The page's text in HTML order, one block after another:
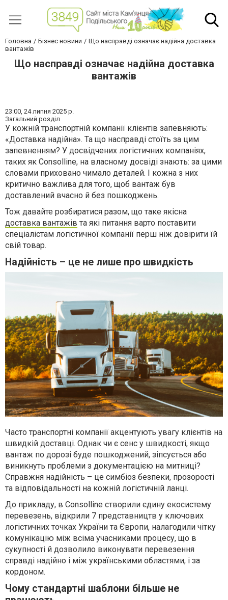
Головна Бізнес новини
Що насправді означає надійна доставка
вантажів
Що насправді означає надійна доставка
вантажів
23:00, 24 липня 2025 р.
Загальний розділ
У кожній транспортній компанії клієнтів запевняють:
«Доставка надійна». Та що насправді стоїть за цим
запевненням? У досвідчених логістичних компаніях,
таких як Consolline, на власному досвіді знають: за цими
словами приховано чимало деталей. І кожна з них
критично важлива для того, щоб вантаж був
доставлений вчасно й без пошкоджень.
Тож давайте розбиратися разом, що таке якісна
доставка вантажів та які питання варто поставити
спеціалістам логістичної компанії перш ніж довірити їй
свій товар.
Надійність – це не лише про швидкість
Часто транспортні компанії акцентують увагу клієнтів на
швидкій доставці. Однак чи є сенс у швидкості, якщо
вантаж по дорозі буде пошкоджений, зіпсується або
виникнуть проблеми з документацією на митниці?
Справжня надійність – це симбіоз безпеки, прозорості
та відповідальності на кожній логістичній ланці.
До прикладу, в Consolline створили єдину екосистему
перевезень, відкрили 7 представництв у ключових
логістичних точках України та Європи, налагодили чітку
комунікацію між всіма учасниками процесу, що в
сукупності й дозволило виконувати перевезення
справді надійно і між українськими областями, і за
кордоном.
Чому стандартні шаблони більше не